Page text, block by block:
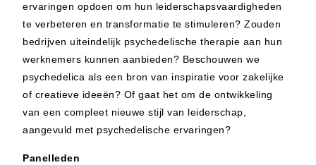
ervaringen opdoen om hun leiderschapsvaardigheden
te verbeteren en transformatie te stimuleren? Zouden
bedrijven uiteindelijk psychedelische therapie aan hun
werknemers kunnen aanbieden? Beschouwen we
psychedelica als een bron van inspiratie voor zakelijke
of creatieve ideeën? Of gaat het om de ontwikkeling
van een compleet nieuwe stijl van leiderschap,
aangevuld met psychedelische ervaringen?
Panelleden